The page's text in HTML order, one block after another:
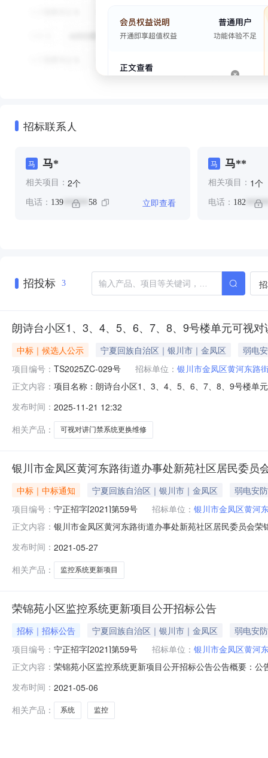
招标联系人
马 马*
相关项目： 2个
电话： 139 ****** 58 立即查看
马 马**
相关项目： 1个
电话： 182
招投标 3
朗诗台小区1、3、4、5、6、7、8、9号楼单元可视
中标｜候选人公示 宁夏回族自治区｜银川市｜金凤区
弱电
项目编号： TS2025ZC-029号 招标单位： 银川市金凤区黄河东路
正文内容： 项目名称：朗诗台小区1、3、4、5、6、7、8、9号楼单
发布时间： 2025-11-21 12:32
相关产品：
可视对讲门禁系统更换维修
银川市金凤区黄河东路街道办事处新苑社区居民委员
中标｜中标通知 宁夏回族自治区｜银川市｜金凤区
弱电安防
项目编号： 宁正招字[2021]第59号 招标单位： 银川市金凤区黄河
正文内容： 银川市金凤区黄河东路街道办事处新苑社区居民委员会
评委：刘海荣抽取评委：袁波、王爱戴、李婷、赵丽杰
凤区黄河东路
发布时间： 2021-05-27
相关产品：
监控系统更新项目
荣锦苑小区监控系统更新项目公开招标公告
招标｜招标公告 宁夏回族自治区｜银川市｜金凤区
弱电安防
项目编号： 宁正招字[2021]第59号 招标单位： 银川市金凤区黄河
正文内容： 荣锦苑小区监控系统更新项目公开招标公告公告概要：
17:00（北京时间，法定节假日除外）招标文件售价￥
发布时间： 2021-05-06
相关产品：
系统 监控